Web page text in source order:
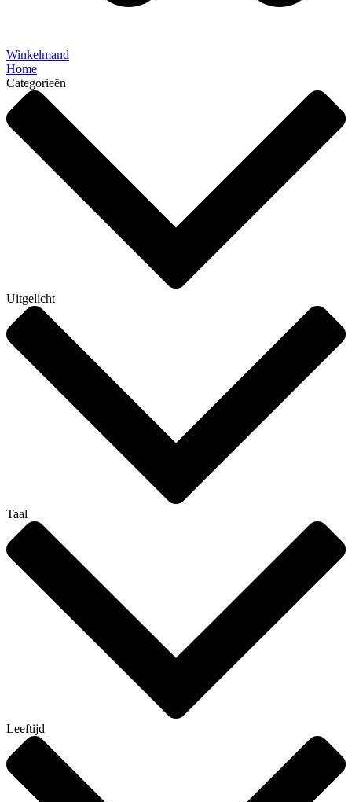
Winkelmand
Home
Categorieën
Uitgelicht
Taal
Leeftijd